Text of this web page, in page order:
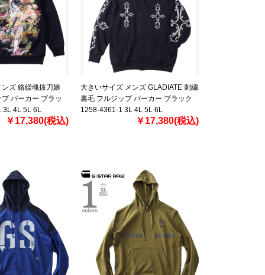
ズ 絡繰魂抜刀娘
パーカー ブラッ
3L 4L 5L 6L
￥17,380(税込)
大きいサイズ メンズ GLADIATE 刺繍
裏毛 フルジップ パーカー ブラック
1258-4361-1 3L 4L 5L 6L
￥17,380(税込)